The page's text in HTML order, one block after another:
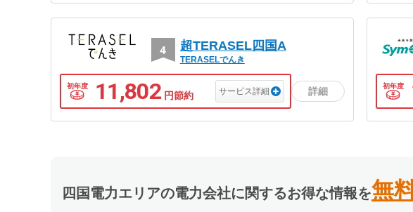
超TERASEL四国A
TERASELでんき
初年度 11,802 円節約 サービス詳細
初年度
四国電力エリアの電力会社に関するお得な情報を無